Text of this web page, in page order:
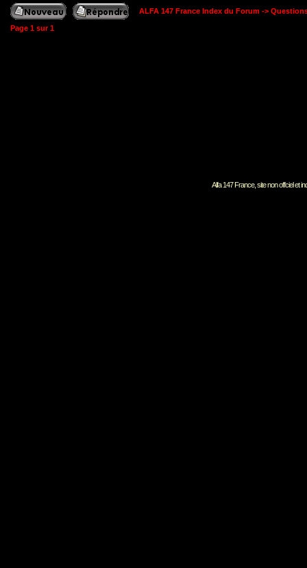
ALFA 147 France Index du Forum ->
Page 1 sur1
Alfa 147 France, site non offciel et